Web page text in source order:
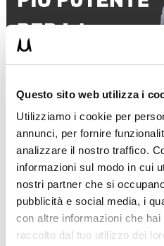
Questo sito web utilizza i
Utilizziamo i cookie per
annunci, per fornire
analizzare il nostro traffico.
informazioni sul modo in cui
nostri partner che si
pubblicità e social media, i
con altre informazioni che
raccolto dal tuo utilizzo dei
ALLENATI CON ME!